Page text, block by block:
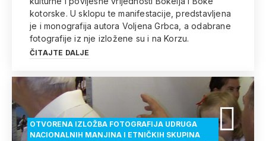
kotorske. U sklopu te manifestacije, predstavljena
je i monografija autora Voljena Grbca, a odabrane
fotografije iz nje izložene su i na Korzu.
ČITAJTE DALJE
OTVORENA IZLOŽBA FOTOGRAFIJA UDRUGA
NACIONALNIH MANJINA I ETNIČKIH SKUPINA